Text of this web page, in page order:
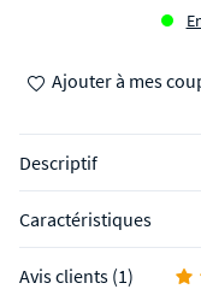
Ajouter à mes
Descriptif
Caractéristiques
Avis clients (1)